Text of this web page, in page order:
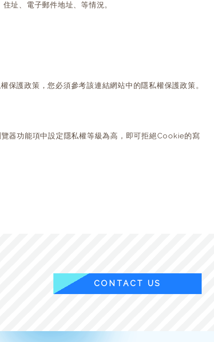
址、電子郵件地址、等情況。
護政策，您必須參考該連結網站中的隱私權保護政策。
器功能項中設定隱私權等級為高，即可拒絕Cookie的寫
CONTACT US